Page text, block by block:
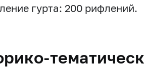
гурта: 200 рифлений.